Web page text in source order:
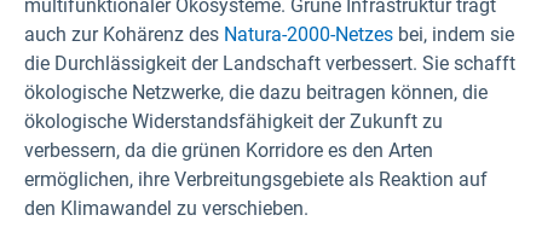
multifunktionaler Ökosysteme. Grüne Infrastruktur trägt
auch zur Kohärenz des Natura-2000-Netzes bei, indem sie
die Durchlässigkeit der Landschaft verbessert. Sie schafft
ökologische Netzwerke, die dazu beitragen können, die
ökologische Widerstandsfähigkeit der Zukunft zu
verbessern, da die grünen Korridore es den Arten
ermöglichen, ihre Verbreitungsgebiete als Reaktion auf
den Klimawandel zu verschieben.